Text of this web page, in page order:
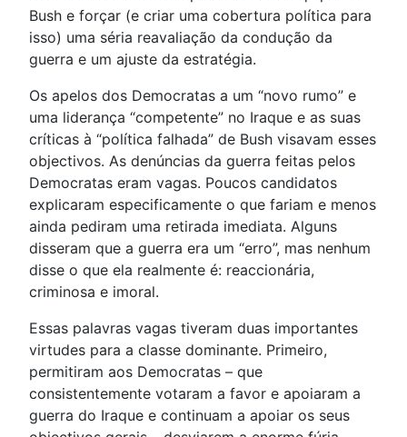
Bush e forçar (e criar uma cobertura política para
isso) uma séria reavaliação da condução da
guerra e um ajuste da estratégia.
Os apelos dos Democratas a um “novo rumo” e
uma liderança “competente” no Iraque e as suas
críticas à “política falhada” de Bush visavam esses
objectivos. As denúncias da guerra feitas pelos
Democratas eram vagas. Poucos candidatos
explicaram especificamente o que fariam e menos
ainda pediram uma retirada imediata. Alguns
disseram que a guerra era um “erro”, mas nenhum
disse o que ela realmente é: reaccionária,
criminosa e imoral.
Essas palavras vagas tiveram duas importantes
virtudes para a classe dominante. Primeiro,
permitiram aos Democratas – que
consistentemente votaram a favor e apoiaram a
guerra do Iraque e continuam a apoiar os seus